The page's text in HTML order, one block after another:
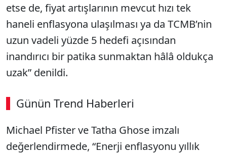
etse de, fiyat artışlarının mevcut hızı tek
haneli enflasyona ulaşılması ya da TCMB’nin
uzun vadeli yüzde 5 hedefi açısından
inandırıcı bir patika sunmaktan hâlâ oldukça
uzak” denildi.
Günün Trend Haberleri
Michael Pfister ve Tatha Ghose imzalı
değerlendirmede, “Enerji enflasyonu yıllık